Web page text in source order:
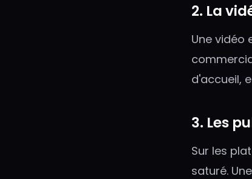
2. La
Une vidéo
d'accueil,
3. Les
Sur les
saturé. Une